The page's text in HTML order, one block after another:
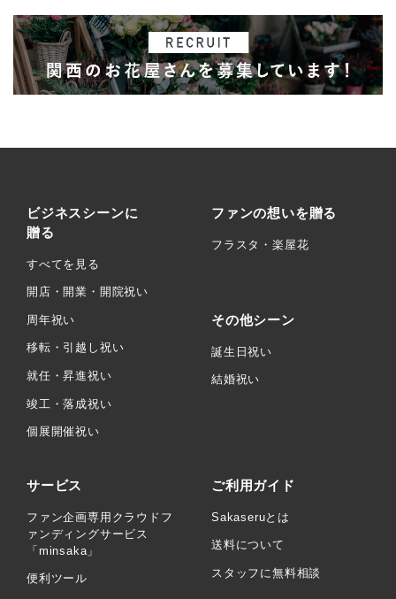
ビジネスシーンに
贈る
すべてを見る
開店・開業・開院祝い
周年祝い
移転・引越し祝い
就任・昇進祝い
竣工・落成祝い
個展開催祝い
ファンの想いを贈る
フラスタ・楽屋花
その他シーン
誕生日祝い
結婚祝い
サービス
ファン企画専用クラウドフ
ァンディングサービス
「minsaka」
便利ツール
ご利用ガイド
Sakaseruとは
送料について
スタッフに無料相談